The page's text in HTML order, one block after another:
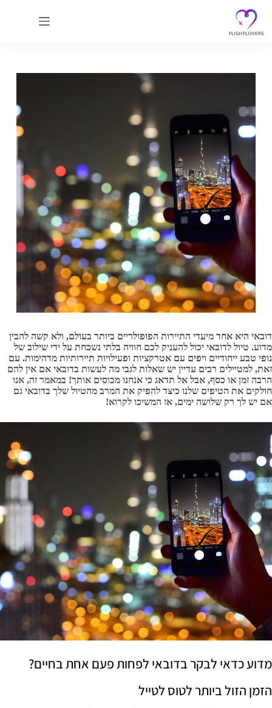
דובאי היא אחד מיעדי התיירות הפופולריים ביותר בעולם, ולא קשה להבין
מדוע. טיול לדובאי יכול להעניק לכם חוויה בלתי נשכחת על ידי שילוב של
נופי טבע ייחודיים ויפים עם אטרקציות ופעילויות תיירותיות מדהימות. עם
זאת, למטיילים רבים עדיין יש שאלות לגבי מה לעשות בדובאי אם אין להם
הרבה זמן או כסף, אבל אל תדאג כי אנחנו מכוסים אותך! במאמר זה, אנו
חולקים את הטיפים שלנו כיצד להפיק את המרב מהטיול שלך בדובאי גם
אם יש לך רק שלושה ימים, אז המשיכו לקרוא!
מדוע כדאי לבקר בדובאי לפחות פעם אחת בחיים?
הזמן הזול ביותר לטוס לטייל